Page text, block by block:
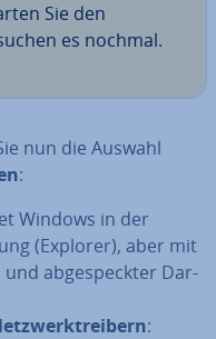
Sie den
es nochmal.
nun die Auswahl
:
Windows in der
(Explorer), aber mit
und ab­ge­speck­ter Dar­
: